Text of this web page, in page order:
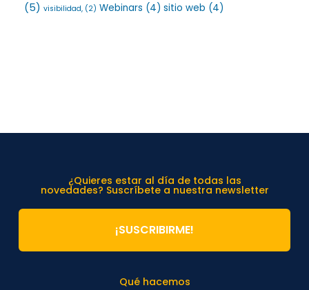
(5) visibilidad, (2) Webinars (4) sitio web (4)
Qué hacemos
¿Quieres estar al día de todas las
novedades? Suscríbete a nuestra newsletter
¡SUSCRIBIRME!